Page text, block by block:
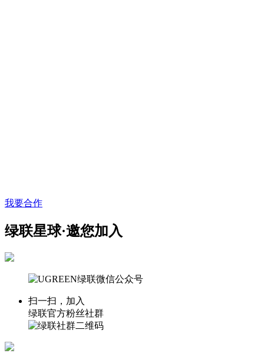
我要合作
绿联星球·邀您加入
扫一扫，加入
绿联官方粉丝社群